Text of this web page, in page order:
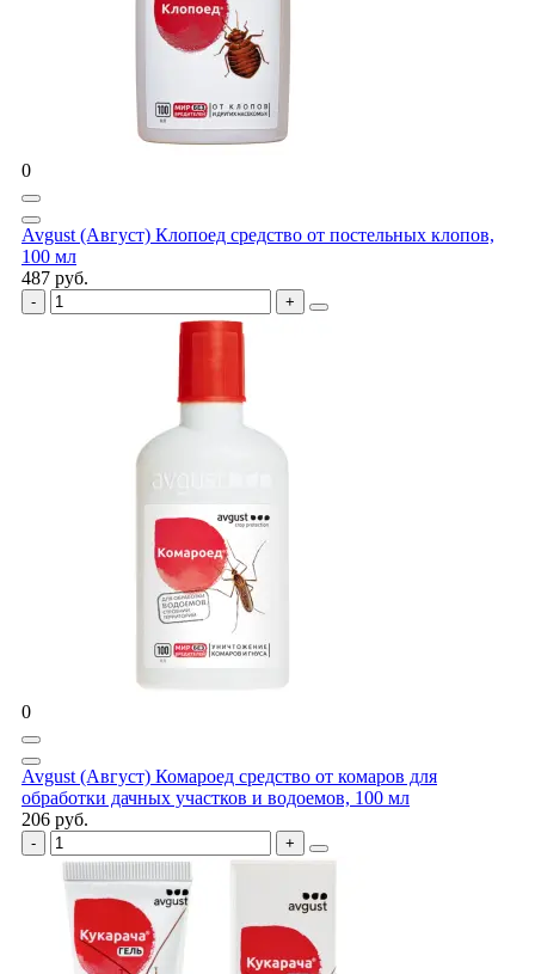
0
Avgust (Август) Клопоед средство от постельных клопов,
100 мл
487 руб.
0
Avgust (Август) Комароед средство от комаров для
обработки дачных участков и водоемов, 100 мл
206 руб.